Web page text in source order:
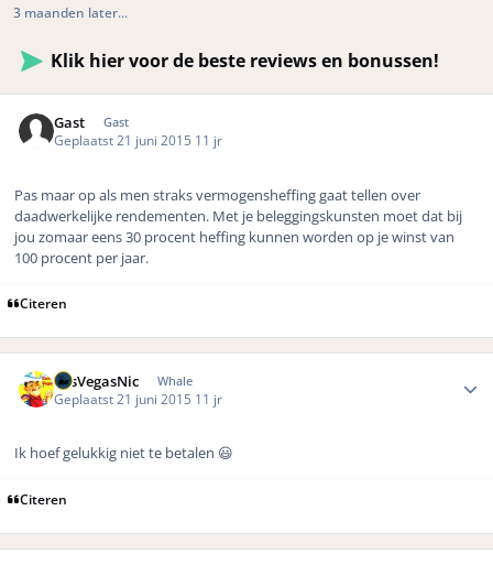
3 maanden later...
Klik hier voor de beste reviews en bonussen!
Gast Gast
Geplaatst 21 juni 2015 11 jr
Pas maar op als men straks vermogensheffing gaat tellen over
daadwerkelijke rendementen. Met je beleggingskunsten moet dat bij
jou zomaar eens 30 procent heffing kunnen worden op je winst van
100 procent per jaar.
Citeren
LasVegasNic Whale
Geplaatst 21 juni 2015 11 jr
Ik hoef gelukkig niet te betalen 😃
Citeren